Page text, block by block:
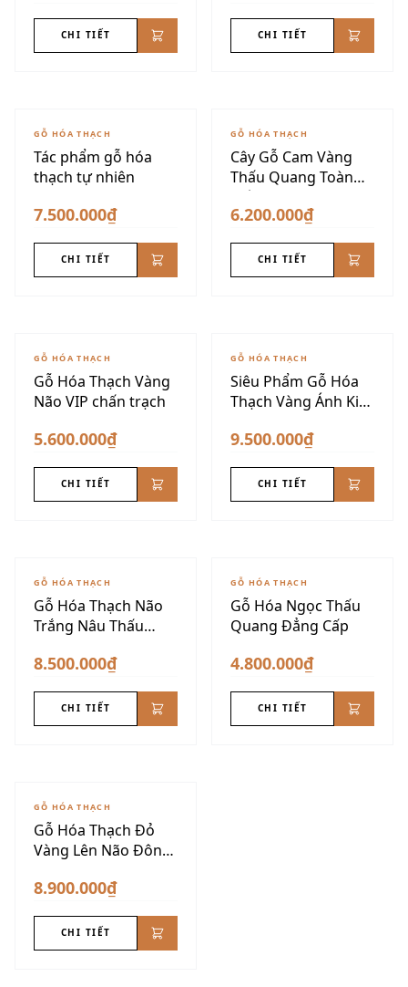
CHI TIẾT CHI TIẾT
GỖ HÓA THẠCH
Tác phẩm gỗ hóa
thạch tự nhiên
7.500.000₫
CHI TIẾT
GỖ HÓA THẠCH
Cây Gỗ Cam Vàng
Thấu Quang Toàn
Phần
6.200.000₫
CHI TIẾT
GỖ HÓA THẠCH
Gỗ Hóa Thạch Vàng
Não VIP chấn trạch
5.600.000₫
CHI TIẾT
GỖ HÓA THẠCH
Siêu Phẩm Gỗ Hóa
Thạch Vàng Ánh Kim
9.500.000₫
CHI TIẾT
GỖ HÓA THẠCH
Gỗ Hóa Thạch Não
Trắng Nâu Thấu
8.500.000₫
CHI TIẾT
GỖ HÓA THẠCH
Gỗ Hóa Ngọc Thấu
Quang Đẳng Cấp
4.800.000₫
CHI TIẾT
GỖ HÓA THẠCH
Gỗ Hóa Thạch Đỏ
Vàng Lên Não Đôn
8.900.000₫
CHI TIẾT